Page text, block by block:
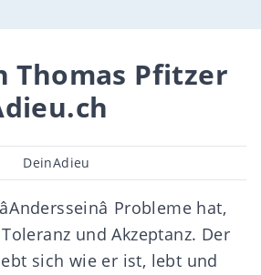
Thomas Pfitzer
Beitragsautor
DeinAdieu
Probleme hat,
und Akzeptanz. Der
sich wie er ist, lebt und